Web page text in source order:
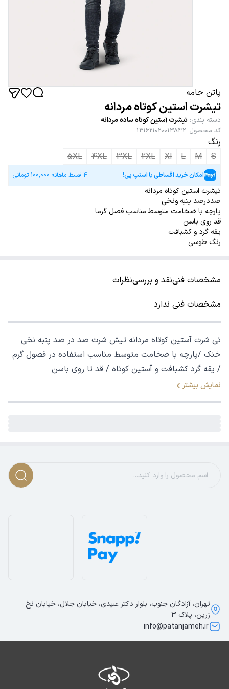
پاتن جامه
تیشرت استین کوتاه مردانه
دسته بندی: تیشرت آستین کوتاه ساده مردانه
کد محصول:
131621020013842
رنگ
S
M
L
Xl
2XL
3XL
4XL
5XL
امکان خرید اقساطی با اسنپ پی! 4 قسط ماهانه 100,000 تومانی
تیشرت استین کوتاه مردانه
صددرصد پنبه ونخی
پارچه با ضخامت متوسط مناسب فصل گرما
قد روی باسن
یقه گرد و کشبافت
رنگ طوسی
مشخصات فنینقد و بررسینظرات
مشخصات فنی ندارد
تی شرت آستین کوتاه مردانه تیش شرت صد در صد پنبه نخی
خنک /پارچه با ضخامت متوسط مناسب استفاده در فصول گرم
/ یقه گرد کشبافت و آستین کوتاه / قد تا روی باسن
نمایش بیشتر
تهران، آزادگان جنوب، بلوار دکتر عبیدی، خیابان جلال، خیابان نخ
زرین، پلاک 3
info@patanjameh.ir